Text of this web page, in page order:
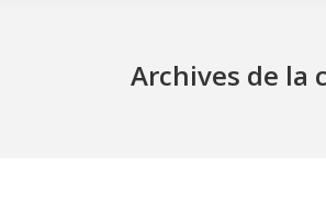
Archives de la